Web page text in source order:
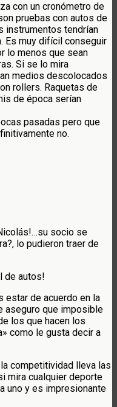
con un cronómetro de
pruebas con autos de
instrumentos tendrían
Es muy difícil conseguir
lo menos que sean
Si se lo mira
medios descolocados
rollers. Raquetas de
de época serían
pasadas pero que
no.
socio se
lo pudieron traer de
de autos!
estar de acuerdo en la
aseguro que imposible
los que hacen los
como le gusta decir a
competitividad lleva las
mira cualquier deporte
uno y es impresionante